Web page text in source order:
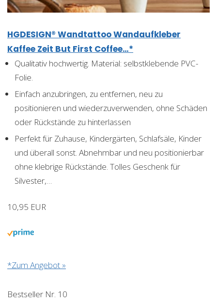
HGDESIGN® Wandtattoo Wandaufkleber
Kaffee Zeit But First Coffee…*
Qualitativ hochwertig. Material: selbstklebende PVC-
Folie.
Einfach anzubringen, zu entfernen, neu zu
positionieren und wiederzuverwenden, ohne Schäden
oder Rückstände zu hinterlassen
Perfekt für Zuhause, Kindergärten, Schlafsäle, Kinder
und überall sonst. Abnehmbar und neu positionierbar
ohne klebrige Rückstände. Tolles Geschenk für
Silvester,…
10,95 EUR
*Zum Angebot »
Bestseller Nr. 10